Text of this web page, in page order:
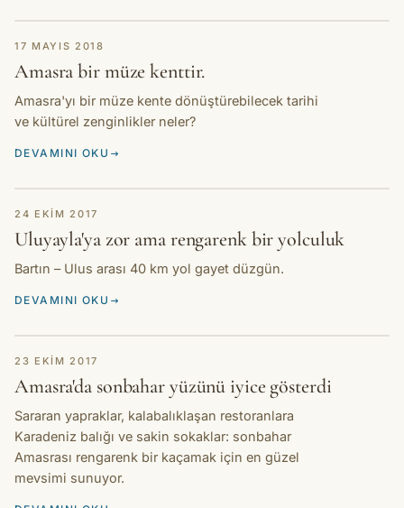
HIKAYE
17 MAYIS 2018
Amasra bir müze kenttir.
Amasra'yı bir müze kente dönüştürebilecek tarihi
ve kültürel zenginlikler neler?
DEVAMINI OKU
HIKAYE
24 EKIM 2017
Uluyayla'ya zor ama rengarenk bir yolculuk
Bartın – Ulus arası 40 km yol gayet düzgün.
DEVAMINI OKU
HIKAYE
23 EKIM 2017
Amasra'da sonbahar yüzünü iyice gösterdi
Sararan yapraklar, kalabalıklaşan restoranlara
Karadeniz balığı ve sakin sokaklar: sonbahar
Amasrası rengarenk bir kaçamak için en güzel
mevsimi sunuyor.